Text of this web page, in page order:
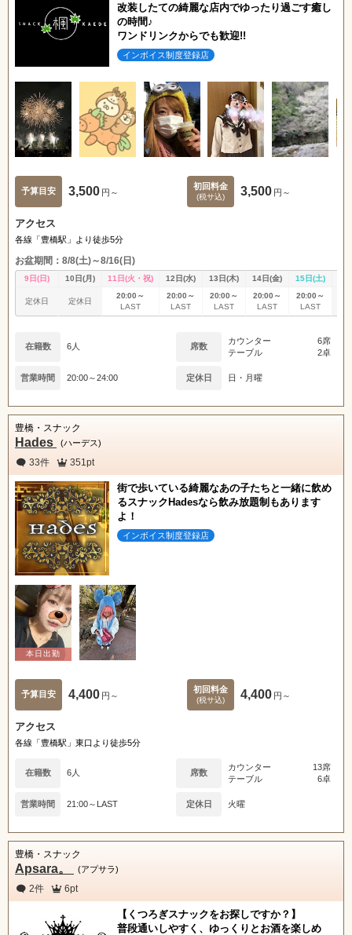
改装したての綺麗な店内でゆったり過ごす癒し
の時間♪
ワンドリンクからでも歓迎!!
インボイス制度登録店
予算目安 3,500 円～
初回料金
(税サ込) 3,500 円～
アクセス
各線「豊橋駅」より徒歩5分
お盆期間：8/8(土)～8/16(日)
9日(日) 10日(月) 11日(火・祝) 12日(水) 13日(木) 14日(金) 15日(土)
定休日 定休日
20:00～
LAST
20:00～
LAST
20:00～
LAST
20:00～
LAST
20:00～
LAST
在籍数 6人 席数
カウンター
6席
テーブル
2卓
営業時間 20:00～24:00 定休日 日・月曜
豊橋・スナック
Hades (ハーデス)
33件 351pt
街で歩いている綺麗なあの子たちと一緒に飲め
るスナックHadesなら飲み放題制もあります
よ！
インボイス制度登録店
予算目安 4,400 円～
初回料金
(税サ込) 4,400 円～
アクセス
各線「豊橋駅」東口より徒歩5分
在籍数 6人 席数
カウンター
13席
テーブル
6卓
営業時間 21:00～LAST 定休日 火曜
豊橋・スナック
Apsara。 (アプサラ)
2件 6pt
【くつろぎスナックをお探しですか？】
普段通いしやすく、ゆっくりとお酒を楽しめ